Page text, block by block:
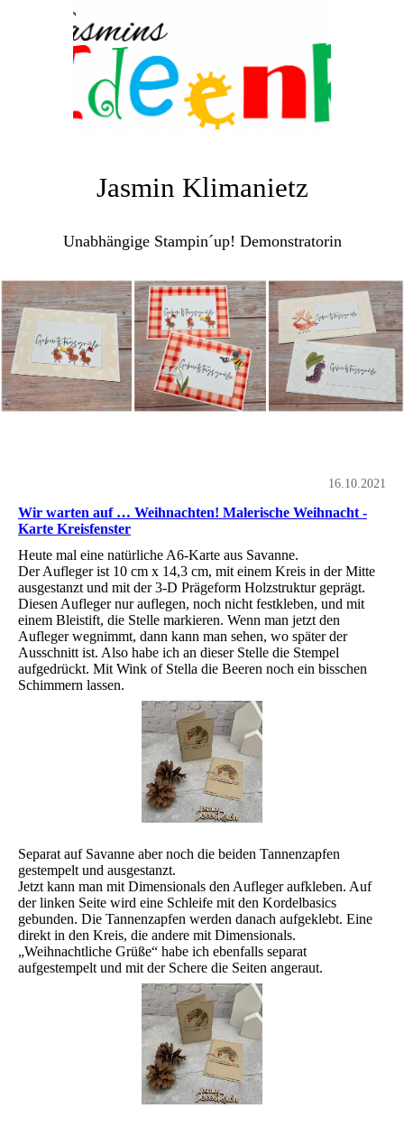
Jasmin Klimanietz
Unabhängige Stampin´up! Demonstratorin
16.10.2021
Wir warten auf … Weihnachten! Malerische Weihnacht -
Karte Kreisfenster
Heute mal eine natürliche A6-Karte aus Savanne.
Der Aufleger ist 10 cm x 14,3 cm, mit einem Kreis in der Mitte
ausgestanzt und mit der 3-D Prägeform Holzstruktur geprägt.
Diesen Aufleger nur auflegen, noch nicht festkleben, und mit
einem Bleistift, die Stelle markieren. Wenn man jetzt den
Aufleger wegnimmt, dann kann man sehen, wo später der
Ausschnitt ist. Also habe ich an dieser Stelle die Stempel
aufgedrückt. Mit Wink of Stella die Beeren noch ein bisschen
Schimmern lassen.
Separat auf Savanne aber noch die beiden Tannenzapfen
gestempelt und ausgestanzt.
Jetzt kann man mit Dimensionals den Aufleger aufkleben. Auf
der linken Seite wird eine Schleife mit den Kordelbasics
gebunden. Die Tannenzapfen werden danach aufgeklebt. Eine
direkt in den Kreis, die andere mit Dimensionals.
„Weihnachtliche Grüße“ habe ich ebenfalls separat
aufgestempelt und mit der Schere die Seiten angeraut.